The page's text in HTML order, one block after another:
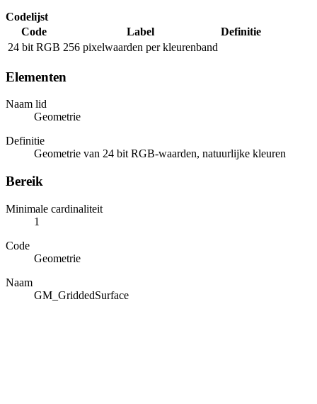
Codelijst
Code
Label
Definitie
24 bit RGB 256 pixelwaarden per kleurenband
Elementen
Naam lid
Geometrie
Definitie
Geometrie van 24 bit RGB-waarden, natuurlijke kleuren
Bereik
Minimale cardinaliteit
1
Code
Geometrie
Naam
GM_GriddedSurface